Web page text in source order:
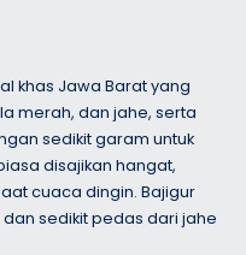
khas Jawa Barat yang
merah, dan jahe, serta
sedikit garam untuk
disajikan hangat,
cuaca dingin. Bajigur
sedikit pedas dari jahe